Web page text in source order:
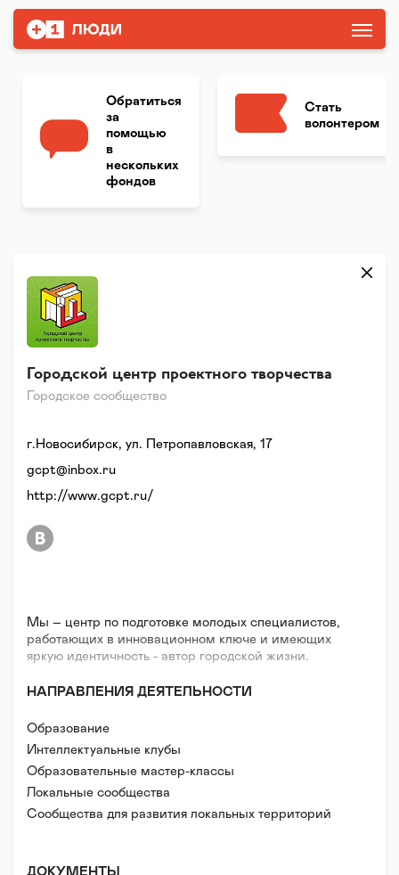
Обратиться
за
помощью
в
нескольких
фондов
Стать
волонтером
Городское сообщество
Городской центр проектного творчества
Мы – центр по подготовке молодых специалистов,
работающих в инновационном ключе и имеющих
яркую идентичность - автор городской жизни.
НАПРАВЛЕНИЯ ДЕЯТЕЛЬНОСТИ
Образование
Интеллектуальные клубы
Образовательные мастер-классы
Локальные сообщества
Сообщества для развития локальных территорий
ДОКУМЕНТЫ
г.Новосибирск, ул. Петропавловская, 17
gcpt@inbox.ru
http://www.gcpt.ru/